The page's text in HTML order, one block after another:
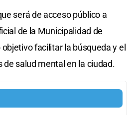
será de acceso público a
de la Municipalidad de
facilitar la búsqueda y el
de salud mental en la ciudad.